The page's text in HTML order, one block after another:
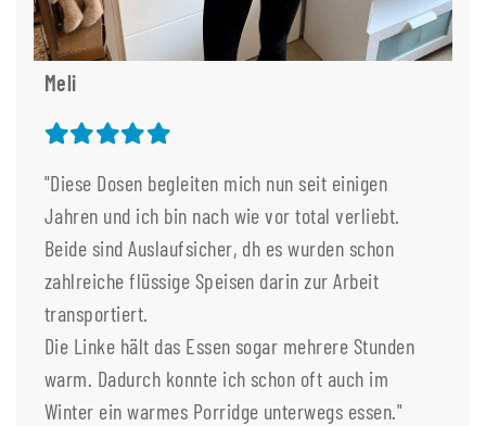
Meli
"Diese Dosen begleiten mich nun seit einigen
Jahren und ich bin nach wie vor total verliebt.
Beide sind Auslaufsicher, dh es wurden schon
zahlreiche flüssige Speisen darin zur Arbeit
transportiert.
Die Linke hält das Essen sogar mehrere Stunden
warm. Dadurch konnte ich schon oft auch im
Winter ein warmes Porridge unterwegs essen."